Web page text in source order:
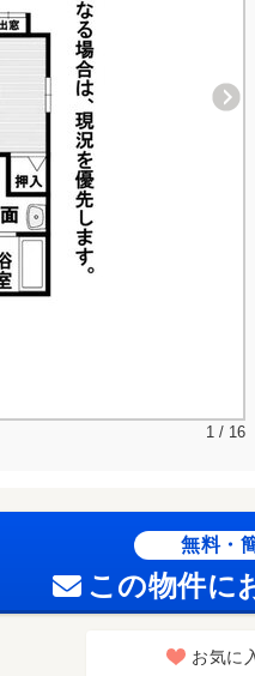
1 / 16
無料・
この物件に
お気に